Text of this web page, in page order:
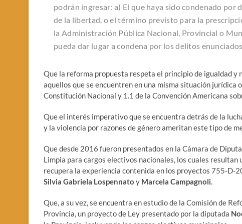
podrán ingresar: a) El que haya sido condenado
de la libertad, o el término previsto para la
la Administración Pública Nacional, Provincial o
pueda dar lugar a condena por los delitos
Que la reforma propuesta respeta el principio de igualdad
aquellos que se encuentren en una misma situación
Constitución Nacional y 1.1 de la Convención Americana
Que el interés imperativo que se encuentra detrás de la
y la violencia por razones de género ameritan este tipo de
Que desde 2016 fueron presentados en la Cámara de
Limpia para cargos electivos nacionales, los cuales
recupera la experiencia contenida en los proyectos 755-D-
Silvia Gabriela Lospennato y Marcela Campagnoli.
Que, a su vez, se encuentra en estudio de la Comisión de
Provincia, un proyecto de Ley presentado por la diputada